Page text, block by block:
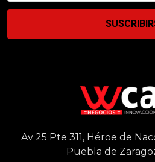
correo
Av 25 Pte 311, Héroe de
Puebla de